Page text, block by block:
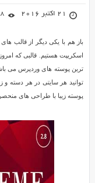
21 اکتبر 2016
باز هم با یکی دیگر از قالب
اسکریپت هستیم. قالبی که
ترین پوسته های وردپرس می
پوسته زیبا با طراحی های